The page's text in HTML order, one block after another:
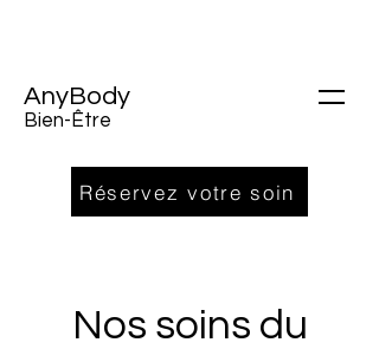
AnyBody
Bien-Être
Réservez votre soin
Nos soins du